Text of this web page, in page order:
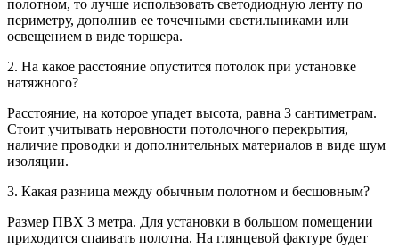
полотном, то лучше использовать светодиодную ленту по
периметру, дополнив ее точечными светильниками или
освещением в виде торшера.
2. На какое расстояние опустится потолок при установке
натяжного?
Расстояние, на которое упадет высота, равна 3 сантиметрам.
Стоит учитывать неровности потолочного перекрытия,
наличие проводки и дополнительных материалов в виде шум
изоляции.
3. Какая разница между обычным полотном и бесшовным?
Размер ПВХ 3 метра. Для установки в большом помещении
приходится спаивать полотна. На глянцевой фактуре будет